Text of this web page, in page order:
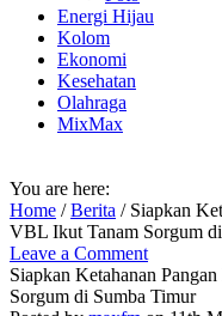
Energi Hijau
Kolom
Ekonomi
Kesehatan
Olahraga
MixMax
You are here:
Home /Berita / Siapkan
VBL Ikut Tanam Sorgum
Leave a Comment
Siapkan Ketahanan
Sorgum di Sumba Timur